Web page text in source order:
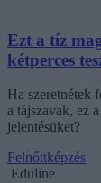
Ezt a tíz
kétperces
Ha szeretnétek
a tájszavak, ez
jelentésüket?
Felnőttképzés
Eduline